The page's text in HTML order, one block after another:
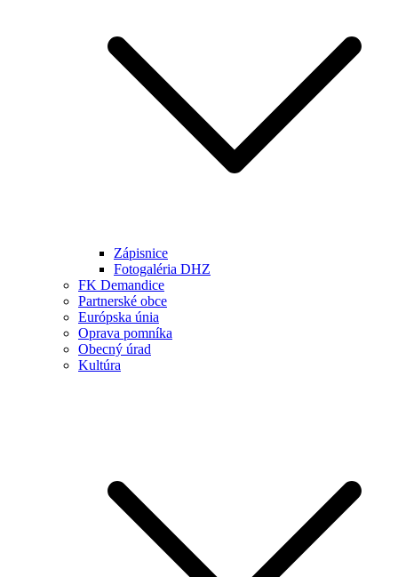
Zápisnice
Fotogaléria DHZ
FK Demandice
Partnerské obce
Európska únia
Oprava pomníka
Obecný úrad
Kultúra